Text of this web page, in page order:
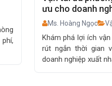
ưu cho doanh
Ms. Hoàng Ngọc
Khám phá lợi ích
rút ngắn thời gian
doanh nghiệp xuất